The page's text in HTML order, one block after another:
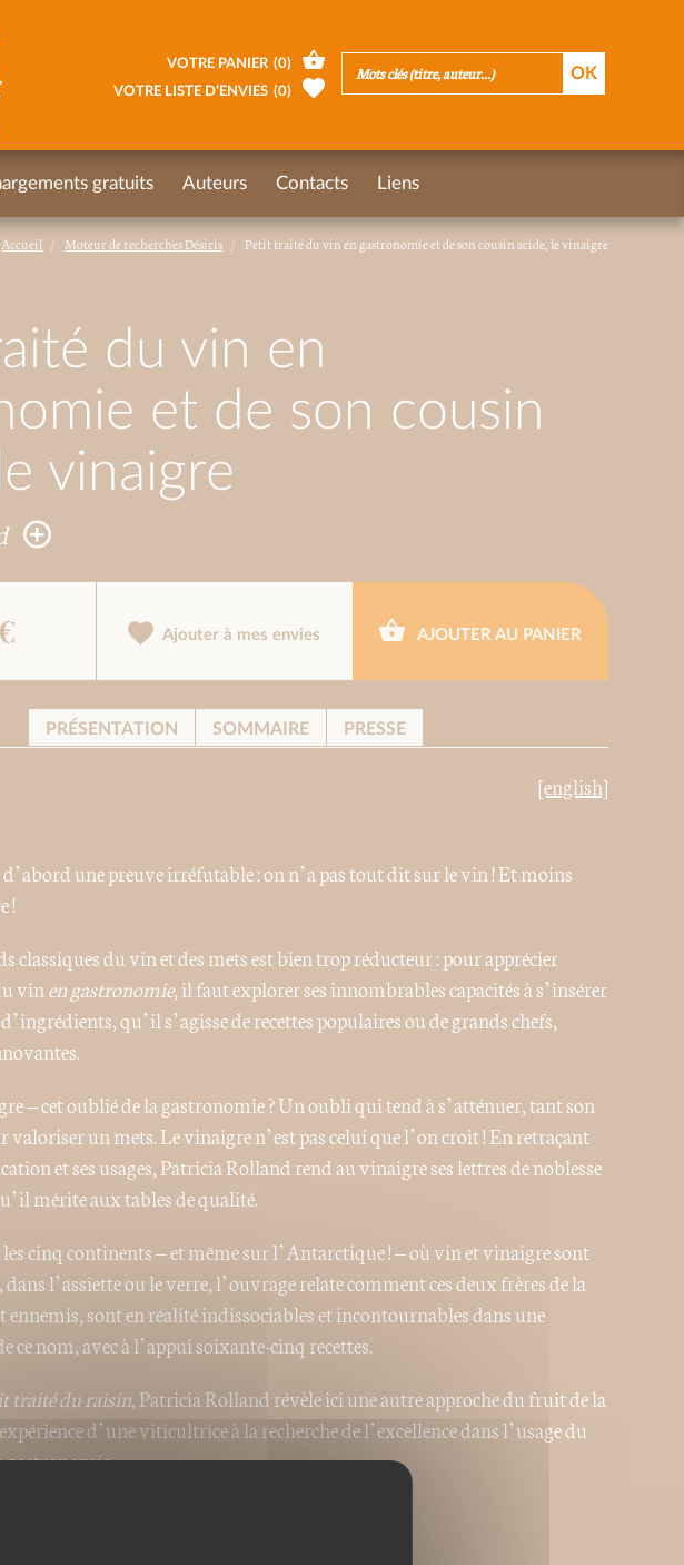
Accueil Moteur de recherches Désiris Petit traité du vin en gastronomie et de son cousin acide, le vinaigre
du vin en
et de son cousin
vinaigre
Ajouter à mes envies AJOUTER AU PANIER
PRÉSENTATION SOMMAIRE PRESSE
[english]
une preuve irréfutable : on n’a pas tout dit sur le vin ! Et moins
!
classiques du vin et des mets est bien trop réducteur : pour apprécier
vinen gastronomie, il faut explorer ses innombrables capacités à s’insérer
qu’il s’agisse de recettes populaires ou de grands chefs,
– cet oublié de la gastronomie ? Un oubli qui tend à s’atténuer, tant son
valoriser un mets. Le vinaigre n’est pas celui que l’on croit ! En retraçant
et ses usages, Patricia Rolland rend au vinaigre ses lettres de noblesse
mérite aux tables de qualité.
cinq continents – et même sur l’Antarctique ! – où vin et vinaigre sont
l’assiette ou le verre, l’ouvrage relate comment ces deux frères de la
sont en réalité indissociables et incontournables dans une
ce nom, avec à l’appui soixante-cinq recettes.
traité du raisin, Patricia Rolland révèle ici une autre approche du fruit de la
d’une viticultrice à la recherche de l’excellence dans l’usage du
gastronomie.
VOTRE PANIER (0)
VOTRE LISTE D’ENVIES (0)
gratuits Auteurs Contacts Liens